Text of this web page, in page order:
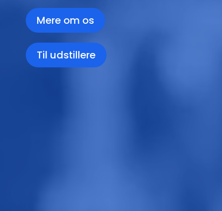
Mere om os
Til udstillere